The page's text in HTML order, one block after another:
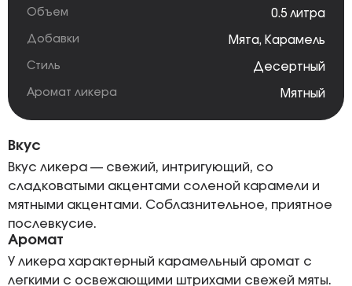
Объем 0.5 литра
Добавки Мята, Карамель
Стиль Десертный
Аромат ликера Мятный
Вкус
Вкус ликера — свежий, интригующий, со
сладковатыми акцентами соленой карамели и
мятными акцентами. Соблазнительное, приятное
послевкусие.
Аромат
У ликера характерный карамельный аромат с
легкими с освежающими штрихами свежей мяты.